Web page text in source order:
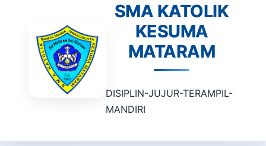
SMA KATOLIK
KESUMA
MATARAM
DISIPLIN-JUJUR-TERAMPIL-
MANDIRI